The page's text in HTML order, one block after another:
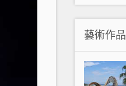
藝術作品